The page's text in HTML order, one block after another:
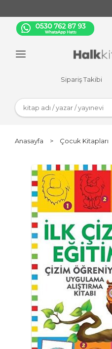
Sipariş Takibi
Anasayfa > Çocuk Kitapları